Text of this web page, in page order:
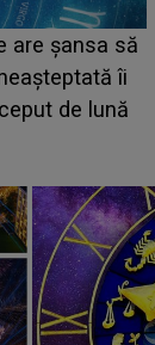
are șansa să
îi
de lună